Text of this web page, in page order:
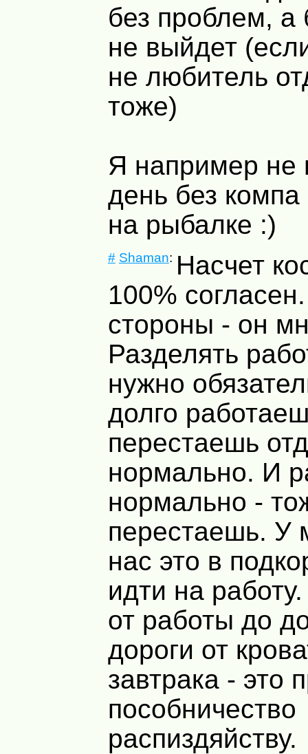
без проблем,
не выйдет
не любитель
тоже)
Я например не
день без компа
на рыбалке :)
# Shaman: Насчет
100%
стороны - он
Разделять
нужно
долго
перестаешь
нормально. И
нормально -
перестаешь. У
нас это в
идти на
от работы до
дороги от
завтрака - это
пособничество
распиздяйству.